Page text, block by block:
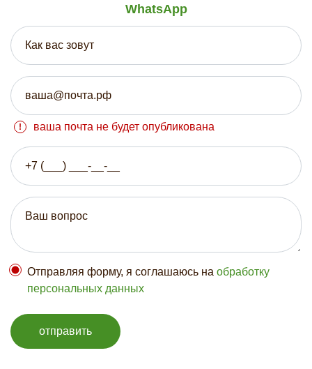
WhatsApp
ваша почта не будет опубликована
Отправляя форму, я соглашаюсь на обработку
персональных данных
отправить